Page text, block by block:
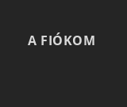
A FIÓKOM